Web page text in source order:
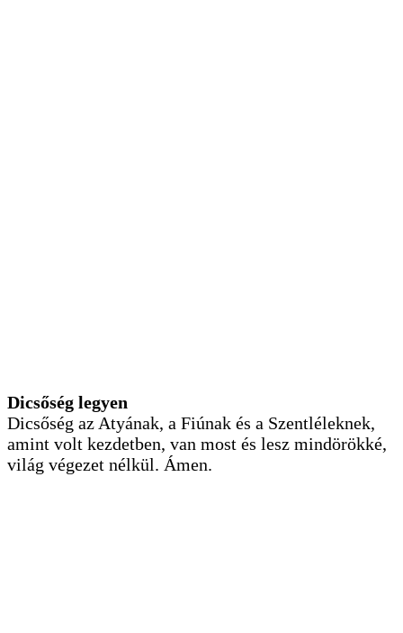
Dicsőség legyen
Dicsőség az Atyának, a Fiúnak és a Szentléleknek,
amint volt kezdetben, van most és lesz mindörökké,
világ végezet nélkül. Ámen.